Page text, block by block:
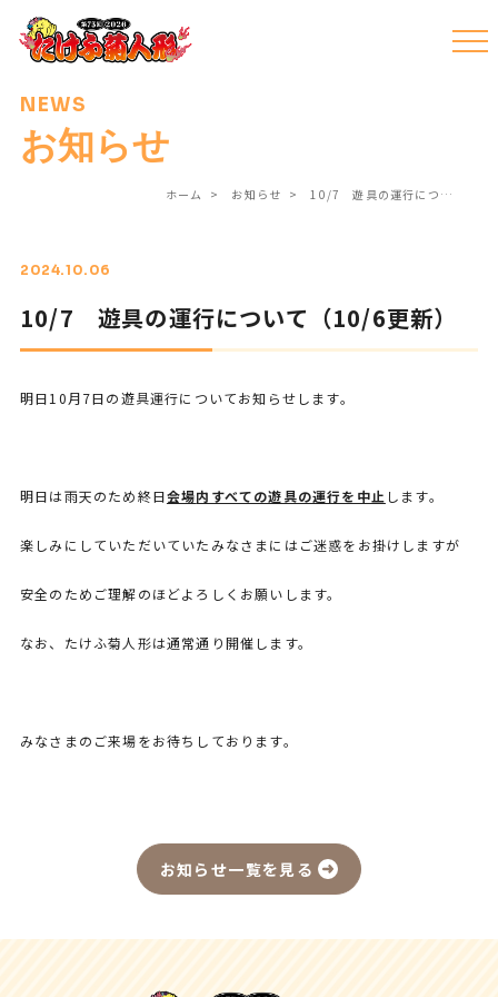
NEWS
お知らせ
ホーム お知らせ 10/7 遊具の運行につ…
2024.10.06
10/7 遊具の運行について（10/6更新）
明日10月7日の遊具運行についてお知らせします。
明日は雨天のため終日会場内すべての遊具の運行を中止 します。
楽しみにしていただいていたみなさまにはご迷惑をお掛けしますが
安全のためご理解のほどよろしくお願いします。
なお、たけふ菊人形は通常通り開催します。
みなさまのご来場をお待ちしております。
お知らせ一覧を見る